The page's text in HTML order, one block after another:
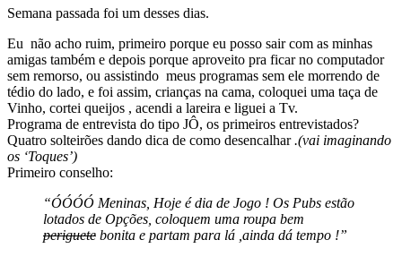
Semana passada foi um desses dias.
Eu não acho ruim, primeiro porque eu posso sair com as minhas
amigas também e depois porque aproveito pra ficar no computador
sem remorso, ou assistindo meus programas sem ele morrendo de
tédio do lado, e foi assim, crianças na cama, coloquei uma taça de
Vinho, cortei queijos , acendi a lareira e liguei a Tv.
Programa de entrevista do tipo JÔ, os primeiros entrevistados?
Quatro solteirões dando dica de como desencalhar.(vai imaginando
os ‘Toques’)
Primeiro conselho:
“ÓÓÓÓ Meninas, Hoje é dia de Jogo ! Os Pubs estão
lotados de Opções, coloquem uma roupa bem
periguete bonita e partam para lá ,ainda dá tempo !”